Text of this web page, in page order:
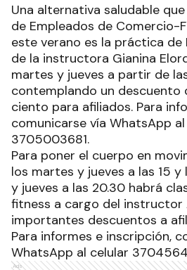
Una alternativa saludable
de Empleados de Comercio-
este verano es la práctica de
de la instructora Gianina
martes y jueves a partir de
contemplando un descuento
ciento para afiliados. Para
comunicarse vía WhatsApp
3705003681.
Para poner el cuerpo en
los martes y jueves a las 15 y
y jueves a las 20.30 habrá
fitness a cargo del instructor
importantes descuentos a
Para informes e inscripción,
WhatsApp al celular
Ads